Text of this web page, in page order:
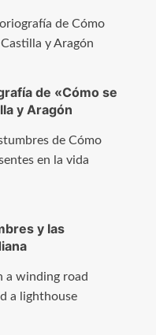
de «Cómo se
y Aragón
y las